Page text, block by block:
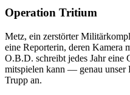
Operation Tritium
Metz, ein zerstörter
eine Reporterin, deren Kamera
O.B.D. schreibt jedes Jahr eine
mitspielen kann — genau unser
Trupp an.